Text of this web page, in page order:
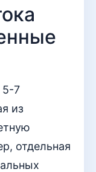
5-7
из
отдельная